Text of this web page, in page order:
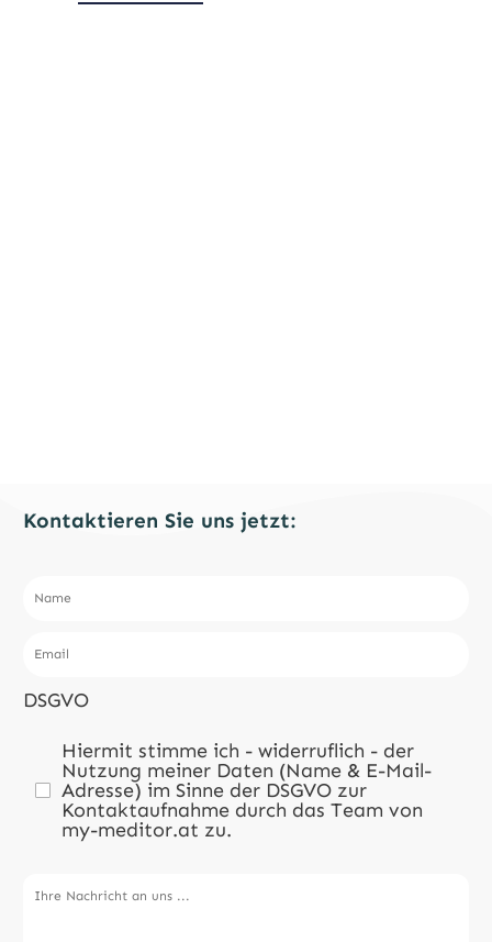
Kontaktieren Sie uns jetzt:
DSGVO
Hiermit stimme ich - widerruflich - der
Nutzung meiner Daten (Name & E-Mail-
Adresse) im Sinne der DSGVO zur
Kontaktaufnahme durch das Team von
my-meditor.at zu.